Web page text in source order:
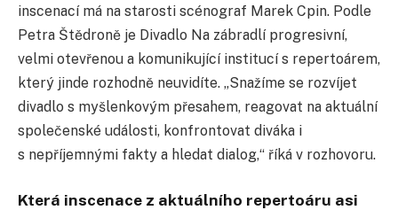
inscenací má na starosti scénograf Marek Cpin. Podle
Petra Štědroně je Divadlo Na zábradlí progresivní,
velmi otevřenou a komunikující institucí s repertoárem,
který jinde rozhodně neuvidíte. „Snažíme se rozvíjet
divadlo s myšlenkovým přesahem, reagovat na aktuální
společenské události, konfrontovat diváka i
s nepříjemnými fakty a hledat dialog,“ říká v rozhovoru.
Která inscenace z aktuálního repertoáru asi